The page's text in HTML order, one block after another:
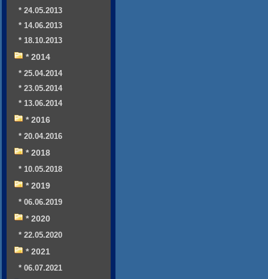
* 24.05.2013
* 14.06.2013
* 18.10.2013
* 2014
* 25.04.2014
* 23.05.2014
* 13.06.2014
* 2016
* 20.04.2016
* 2018
* 10.05.2018
* 2019
* 06.06.2019
* 2020
* 22.05.2020
* 2021
* 06.07.2021